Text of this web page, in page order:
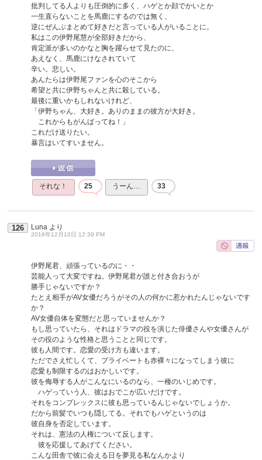
批判してる人よりも圧倒的に多く、ハゲとか顔でかいとか
一生直らないことを馬鹿にするのでは無く、
逆にぜんぶまとめて好きだと言っている人がいることに。
私はこの伊野尾慧が全部好きだから、
肯定派が多いのかなと胸を躍らせて見たのに、
あえなく、馬鹿にけなされていて
辛い。悲しい。
あんたらは伊野尾ファンを心のそこから
希望と共に伊野ちゃんと共に殺している。
最後に重いかもしれないけれど、
「伊野ちゃん、大好き。ありのままの彼方が大好き。
これからもがんばってね！」
これだけ送りたい。
暴言はいてすいません。
それな！ 25 うーん… 33
126 Luna より
2016年12月10日 12:39 PM
伊野尾君、頑張っているのに・・
芸能人って大変ですね。伊野尾君が誰と付き合おうが
勝手じゃないですか？
たとえ相手がAV女優だろうがその人の何かに惹かれたんじゃないです
か？
AV女優自体を変態だと思っていませんか？
もし思っていたら、それはドラマの役を演じた俳優さんや女優さんが
その役のような性格と思うことと同じです。
彼も人間です。恋愛の受け方も違います。
ただでさえ忙しくて、プライベートも赤裸々になってしまう彼に
恋愛も制限するのはおかしいです。
彼を侮辱する人がこんなにいるのなら、一種のいじめです。
ハゲっていう人、彼はおでこが広いだけです。
それをコンプレックスに彼も思っているんじゃないでしょうか。
だから前髪でいつも隠してる。それでもハゲというのは
彼自身を否定しています。
それは、憲法の人権について反します。
彼を応援してあげてください。
こんな田舎で彼に会える日を夢見る私なんかより